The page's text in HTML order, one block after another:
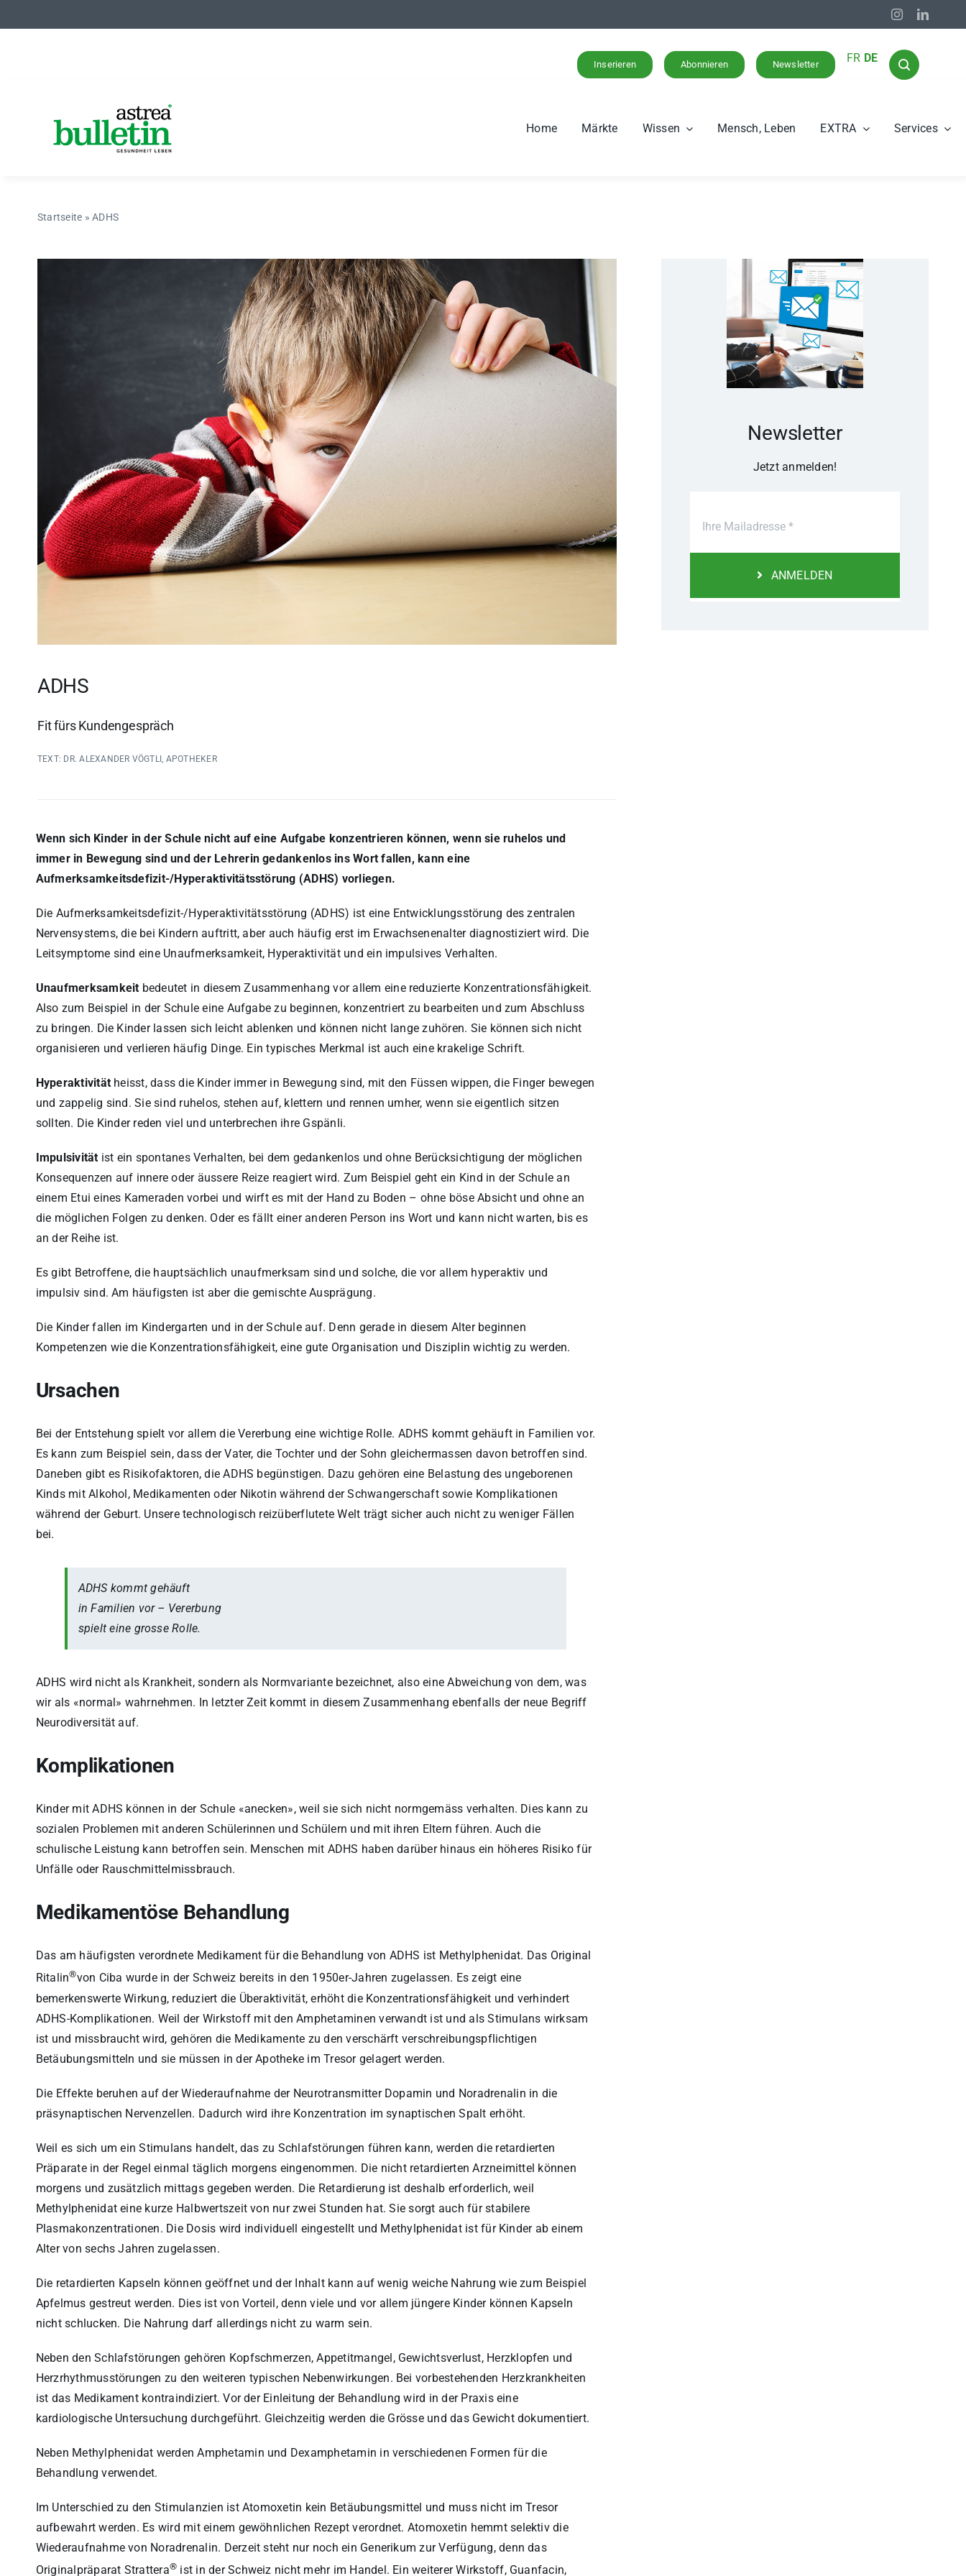
Inhalt
Inserieren Abonnieren Newsletter FR DE
Home Märkte Wissen Mensch, Leben EXTRA Services
Startseite »ADHS
ADHS
Fit fürs Kundengespräch
TEXT: DR. ALEXANDER VÖGTLI, APOTHEKER
Wenn sich Kinder in der Schule nicht auf eine Aufgabe konzentrieren können, wenn sie ruhelos und
immer in Bewegung sind und der Lehrerin gedankenlos ins Wort fallen, kann eine
Aufmerksamkeitsdefizit-/Hyperaktivitätsstörung (ADHS) vorliegen.
Die Aufmerksamkeitsdefizit-/Hyperaktivitätsstörung (ADHS) ist eine Entwicklungsstörung des zentralen
Nervensystems, die bei Kindern auftritt, aber auch häufig erst im Erwachsenenalter diagnostiziert wird. Die
Leitsymptome sind eine Unaufmerksamkeit, Hyperaktivität und ein impulsives Verhalten.
Unaufmerksamkeit bedeutet in diesem Zusammenhang vor allem eine reduzierte Konzentrationsfähigkeit.
Also zum Beispiel in der Schule eine Aufgabe zu beginnen, konzentriert zu bearbeiten und zum Abschluss
zu bringen. Die Kinder lassen sich leicht ablenken und können nicht lange zuhören. Sie können sich nicht
organisieren und verlieren häufig Dinge. Ein typisches Merkmal ist auch eine krakelige Schrift.
Hyperaktivität heisst, dass die Kinder immer in Bewegung sind, mit den Füssen wippen, die Finger bewegen
und zappelig sind. Sie sind ruhelos, stehen auf, klettern und rennen umher, wenn sie eigentlich sitzen
sollten. Die Kinder reden viel und unterbrechen ihre Gspänli.
Impulsivität ist ein spontanes Verhalten, bei dem gedankenlos und ohne Berücksichtigung der möglichen
Konsequenzen auf innere oder äussere Reize reagiert wird. Zum Beispiel geht ein Kind in der Schule an
einem Etui eines Kameraden vorbei und wirft es mit der Hand zu Boden – ohne böse Absicht und ohne an
die möglichen Folgen zu denken. Oder es fällt einer anderen Person ins Wort und kann nicht warten, bis es
an der Reihe ist.
Es gibt Betroffene, die hauptsächlich unaufmerksam sind und solche, die vor allem hyperaktiv und
impulsiv sind. Am häufigsten ist aber die gemischte Ausprägung.
Die Kinder fallen im Kindergarten und in der Schule auf. Denn gerade in diesem Alter beginnen
Kompetenzen wie die Konzentrationsfähigkeit, eine gute Organisation und Disziplin wichtig zu werden.
Ursachen
Bei der Entstehung spielt vor allem die Vererbung eine wichtige Rolle. ADHS kommt gehäuft in Familien vor.
Es kann zum Beispiel sein, dass der Vater, die Tochter und der Sohn gleichermassen davon betroffen sind.
Daneben gibt es Risikofaktoren, die ADHS begünstigen. Dazu gehören eine Belastung des ungeborenen
Kinds mit Alkohol, Medikamenten oder Nikotin während der Schwangerschaft sowie Komplikationen
während der Geburt. Unsere technologisch reizüberflutete Welt trägt sicher auch nicht zu weniger Fällen
bei.
ADHS kommt gehäuft
in Familien vor – Vererbung
spielt eine grosse Rolle.
ADHS wird nicht als Krankheit, sondern als Normvariante bezeichnet, also eine Abweichung von dem, was
wir als «normal» wahrnehmen. In letzter Zeit kommt in diesem Zusammenhang ebenfalls der neue Begriff
Neurodiversität auf.
Komplikationen
Kinder mit ADHS können in der Schule «anecken», weil sie sich nicht normgemäss verhalten. Dies kann zu
sozialen Problemen mit anderen Schülerinnen und Schülern und mit ihren Eltern führen. Auch die
schulische Leistung kann betroffen sein. Menschen mit ADHS haben darüber hinaus ein höheres Risiko für
Unfälle oder Rauschmittelmissbrauch.
Medikamentöse Behandlung
Das am häufigsten verordnete Medikament für die Behandlung von ADHS ist Methylphenidat. Das Original
Ritalin®von Ciba wurde in der Schweiz bereits in den 1950er-Jahren zugelassen. Es zeigt eine
bemerkenswerte Wirkung, reduziert die Überaktivität, erhöht die Konzentrationsfähigkeit und verhindert
ADHS-Komplikationen. Weil der Wirkstoff mit den Amphetaminen verwandt ist und als Stimulans wirksam
ist und missbraucht wird, gehören die Medikamente zu den verschärft verschreibungspflichtigen
Betäubungsmitteln und sie müssen in der Apotheke im Tresor gelagert werden.
Die Effekte beruhen auf der Wiederaufnahme der Neurotransmitter Dopamin und Noradrenalin in die
präsynaptischen Nervenzellen. Dadurch wird ihre Konzentration im synaptischen Spalt erhöht.
Weil es sich um ein Stimulans handelt, das zu Schlafstörungen führen kann, werden die retardierten
Präparate in der Regel einmal täglich morgens eingenommen. Die nicht retardierten Arzneimittel können
morgens und zusätzlich mittags gegeben werden. Die Retardierung ist deshalb erforderlich, weil
Methylphenidat eine kurze Halbwertszeit von nur zwei Stunden hat. Sie sorgt auch für stabilere
Plasmakonzentrationen. Die Dosis wird individuell eingestellt und Methylphenidat ist für Kinder ab einem
Alter von sechs Jahren zugelassen.
Die retardierten Kapseln können geöffnet und der Inhalt kann auf wenig weiche Nahrung wie zum Beispiel
Apfelmus gestreut werden. Dies ist von Vorteil, denn viele und vor allem jüngere Kinder können Kapseln
nicht schlucken. Die Nahrung darf allerdings nicht zu warm sein.
Neben den Schlafstörungen gehören Kopfschmerzen, Appetitmangel, Gewichtsverlust, Herzklopfen und
Herzrhythmusstörungen zu den weiteren typischen Nebenwirkungen. Bei vorbestehenden Herzkrankheiten
ist das Medikament kontraindiziert. Vor der Einleitung der Behandlung wird in der Praxis eine
kardiologische Untersuchung durchgeführt. Gleichzeitig werden die Grösse und das Gewicht dokumentiert.
Neben Methylphenidat werden Amphetamin und Dexamphetamin in verschiedenen Formen für die
Behandlung verwendet.
Im Unterschied zu den Stimulanzien ist Atomoxetin kein Betäubungsmittel und muss nicht im Tresor
aufbewahrt werden. Es wird mit einem gewöhnlichen Rezept verordnet. Atomoxetin hemmt selektiv die
Wiederaufnahme von Noradrenalin. Derzeit steht nur noch ein Generikum zur Verfügung, denn das
Originalpräparat Strattera® ist in der Schweiz nicht mehr im Handel. Ein weiterer Wirkstoff, Guanfacin,
Newsletter
Jetzt anmelden!
ANMELDEN